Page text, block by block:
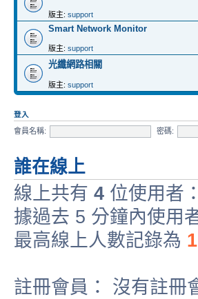
版主: support
Smart Network Monitor
版主: support
光纖網路相關
版主: support
登入
會員名稱:
密碼:
誰在線上
線上共有 4 位使用者
據過去 5 分鐘內使用
最高線上人數記錄為
註冊會員： 沒有註冊